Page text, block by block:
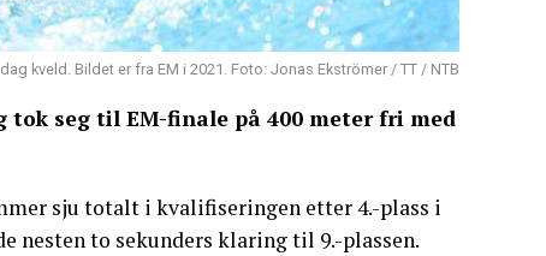
kveld. Bildet er fra EM i 2021. Foto: Jonas Ekströmer / TT / NTB
tok seg til EM-finale på 400 meter fri med
sju totalt i kvalifiseringen etter 4.-plass i
nesten to sekunders klaring til 9.-plassen.